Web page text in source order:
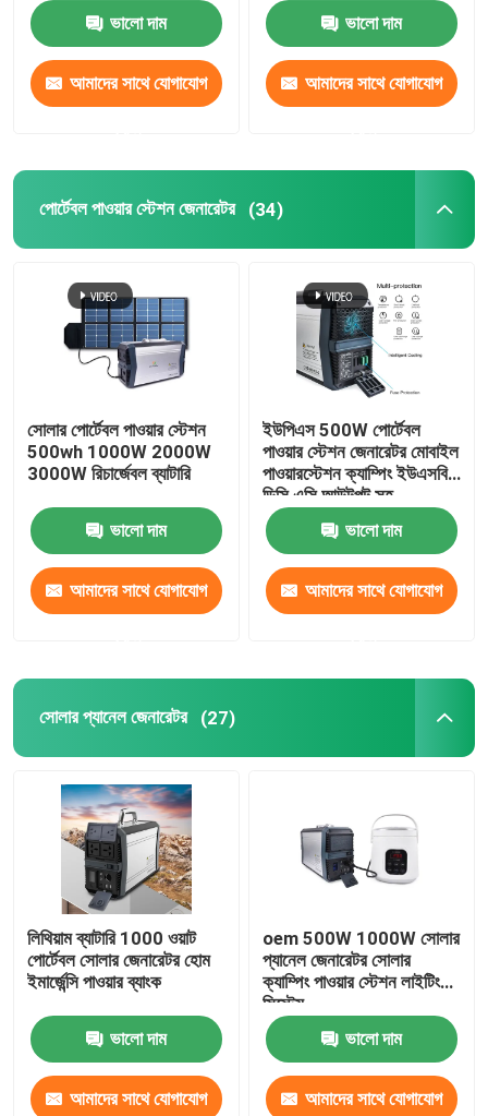
ভালো দাম
আমাদের সাথে যোগাযোগ
ভালো দাম
আমাদের সাথে যোগাযোগ
পোর্টেবল পাওয়ার স্টেশন জেনারেটর (34)
সোলার পোর্টেবল পাওয়ার স্টেশন
500wh 1000W 2000W
3000W রিচার্জেবল ব্যাটারি
ভালো দাম
আমাদের সাথে যোগাযোগ
ইউপিএস 500W পোর্টেবল
পাওয়ার স্টেশন জেনারেটর মোবাইল
পাওয়ারস্টেশন ক্যাম্পিং ইউএসবি
ডিসি এসি আউটপুট সহ
ভালো দাম
আমাদের সাথে যোগাযোগ
সোলার প্যানেল জেনারেটর (27)
লিথিয়াম ব্যাটারি 1000 ওয়াট
পোর্টেবল সোলার জেনারেটর হোম
ইমার্জেন্সি পাওয়ার ব্যাংক
ভালো দাম
আমাদের সাথে যোগাযোগ
oem 500W 1000W সোলার
প্যানেল জেনারেটর সোলার
ক্যাম্পিং পাওয়ার স্টেশন লাইটিং
সিস্টেম
ভালো দাম
আমাদের সাথে যোগাযোগ